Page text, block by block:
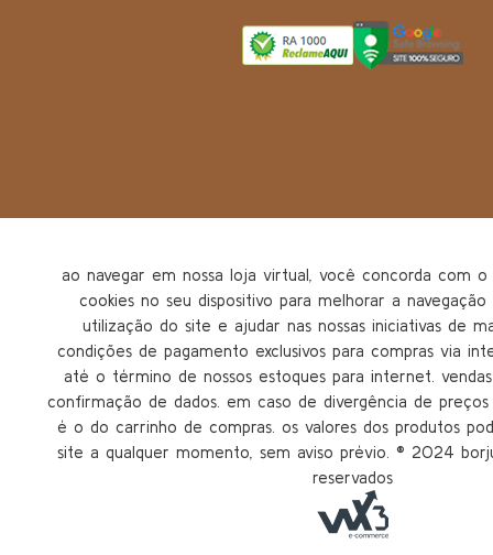
ao navegar em nossa loja virtual, você concorda com
cookies no seu dispositivo para melhorar a
utilização do site e ajudar nas nossas iniciativas de
condições de pagamento exclusivos para compras via
até o término de nossos estoques para internet.
confirmação de dados. em caso de divergência de
é o do carrinho de compras. os valores dos produtos
site a qualquer momento, sem aviso prévio. ®️ 2024
reservados